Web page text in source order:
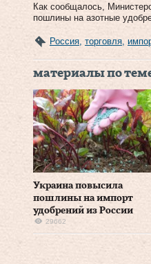
Как сообщалось,
пошлины на азотные
Россия торговля
материалы по
Украина повысила
пошлины на импорт
удобрений из России
29662